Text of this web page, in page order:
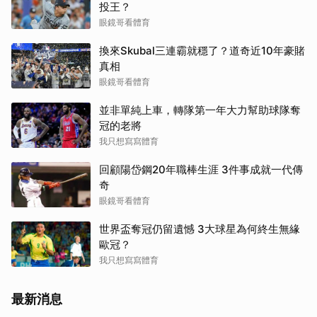
投王？
眼鏡哥看體育
換來Skubal三連霸就穩了？道奇近10年豪賭
真相
眼鏡哥看體育
並非單純上車，轉隊第一年大力幫助球隊奪
冠的老將
我只想寫寫體育
回顧陽岱鋼20年職棒生涯 3件事成就一代傳
奇
眼鏡哥看體育
世界盃奪冠仍留遺憾 3大球星為何終生無緣
歐冠？
我只想寫寫體育
最新消息